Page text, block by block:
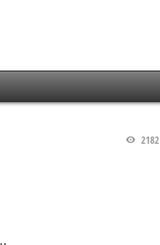
2182